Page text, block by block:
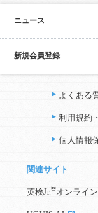
ニュース
新規会員登録
よくある
利用規約
個人情報
関連サイト
英検Jr. ®オンライ